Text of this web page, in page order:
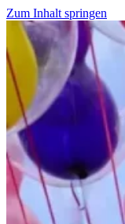
Zum Inhalt springen